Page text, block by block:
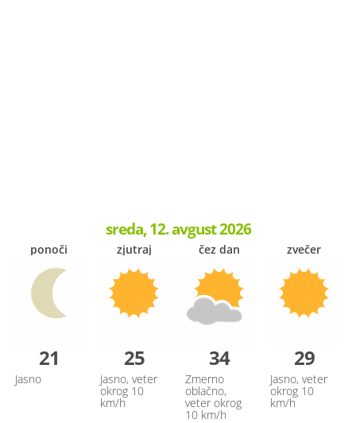
sreda, 12. avgust 2026
ponoči
21
Jasno
zjutraj
25
Jasno, veter
okrog 10
km/h
čez dan
34
Zmerno
oblačno,
veter okrog
10 km/h
zvečer
29
Jasno, veter
okrog 10
km/h